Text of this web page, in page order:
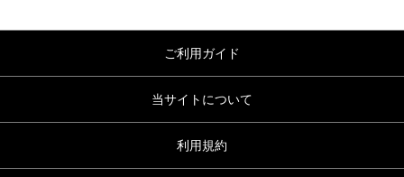
ご利用ガイド
当サイトについて
利用規約